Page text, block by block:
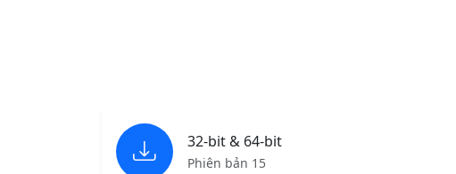
32-bit & 64-bit
Phiên bản 15